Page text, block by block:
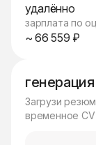
Загрузи
временное
удалённо
зарплата по
~ 66 559 ₽